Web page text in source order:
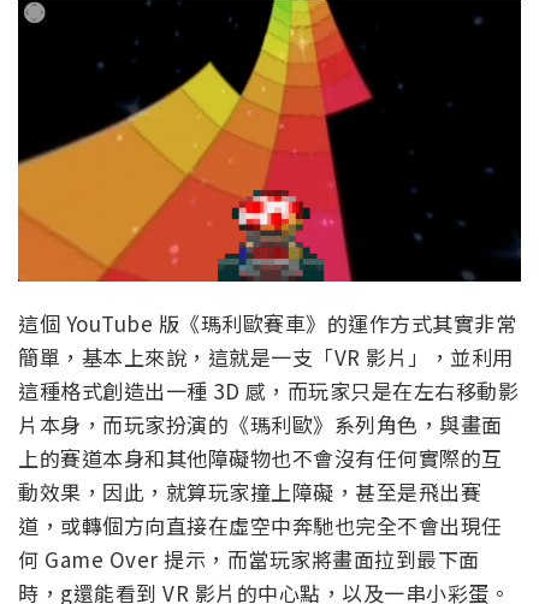
這個 YouTube 版《瑪利歐賽車》的運作方式其實非常
簡單，基本上來說，這就是一支「VR 影片」，並利用
這種格式創造出一種 3D 感，而玩家只是在左右移動影
片本身，而玩家扮演的《瑪利歐》系列角色，與畫面
上的賽道本身和其他障礙物也不會沒有任何實際的互
動效果，因此，就算玩家撞上障礙，甚至是飛出賽
道，或轉個方向直接在虛空中奔馳也完全不會出現任
何 Game Over 提示，而當玩家將畫面拉到最下面
時，g還能看到 VR 影片的中心點，以及一串小彩蛋。